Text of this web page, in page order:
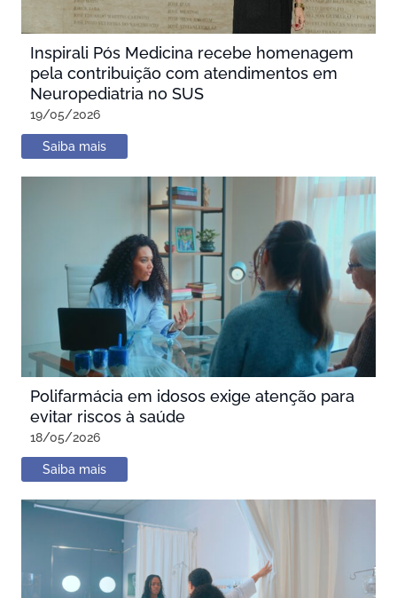
Inspirali Pós Medicina recebe homenagem
pela contribuição com atendimentos em
Neuropediatria no SUS
19/05/2026
Saiba mais
Polifarmácia em idosos exige atenção para
evitar riscos à saúde
18/05/2026
Saiba mais